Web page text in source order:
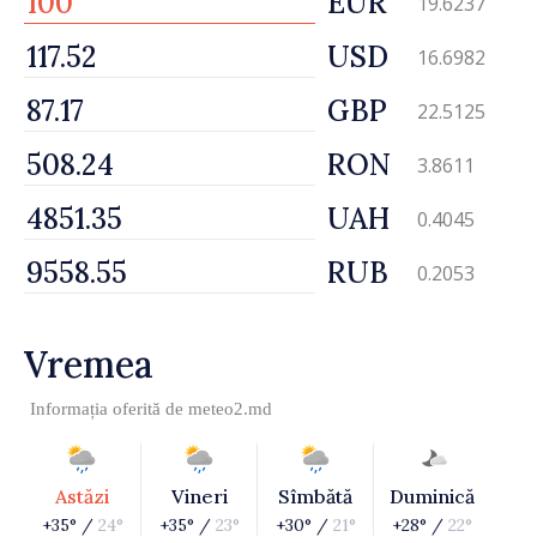
USD 16.6982
GBP 22.5125
RON 3.8611
UAH 0.4045
RUB 0.2053
Vremea
Informația oferită de meteo2.md
Astăzi
+35° / 24°
Vineri
+35° / 23°
Sîmbătă
+30° / 21°
Duminică
+28° / 22°